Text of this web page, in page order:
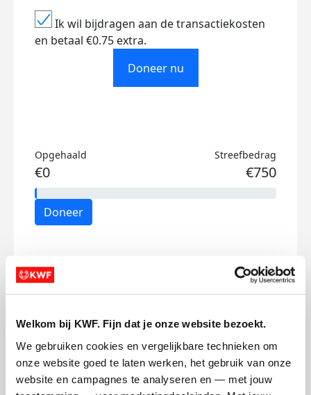
Welkom bij KWF. Fijn dat je onze website bezoekt.
We gebruiken cookies en vergelijkbare technieken om
onze website goed te laten werken, het gebruik van onze
website en campagnes te analyseren en — met jouw
Ik wil bijdragen aan de transactiekosten
en betaal €0.75 extra.
Doneer nu
Opgehaald
€0
Streefbedrag
€750
Doneer
Mijn activiteiten volgen
74
kms